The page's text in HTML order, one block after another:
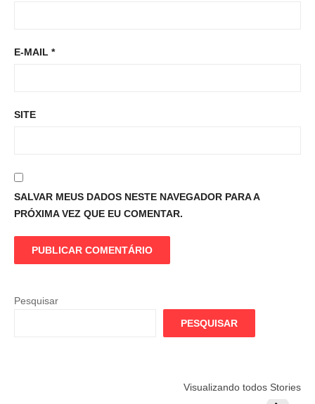
E-MAIL *
SITE
SALVAR MEUS DADOS NESTE NAVEGADOR PARA A
PRÓXIMA VEZ QUE EU COMENTAR.
Pesquisar
PESQUISAR
Visualizando todos Stories